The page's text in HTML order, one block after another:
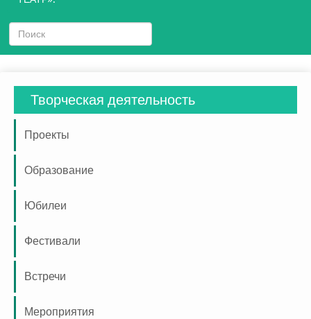
Творческая деятельность
Проекты
Образование
Юбилеи
Фестивали
Встречи
Мероприятия